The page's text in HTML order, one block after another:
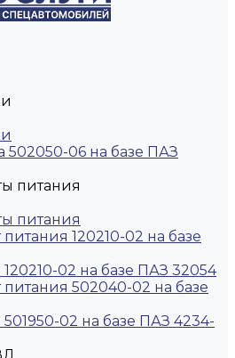
502050-06 на базе ПАЗ
питания
питания
120210-02 на базе
02 на базе ПАЗ 32054
502040-02 на базе
02 на базе ПАЗ 4234-